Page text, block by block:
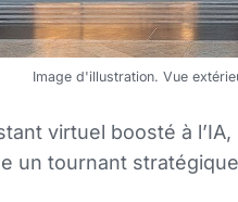
Image d'illustration. Vue
virtuel boosté à
un tournant